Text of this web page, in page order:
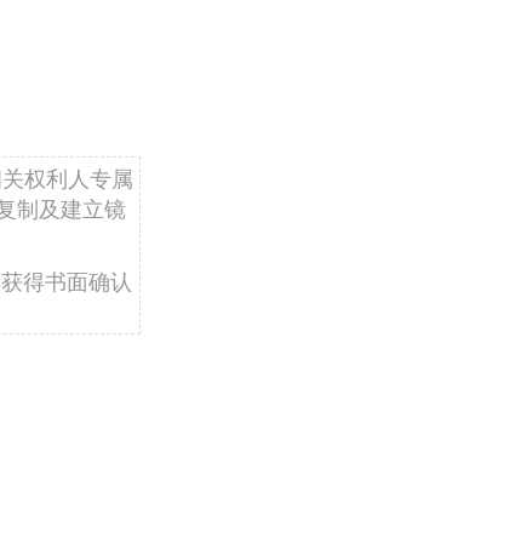
权利人专属
制及建立镜
获得书面确认